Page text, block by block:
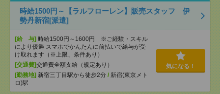
時給1500円～【ラルフローレン】販売スタッフ 伊
勢丹新宿[派遣]
[給 与] 時給1500円～1600円 ※ご経験・スキル
により優遇 スマホでかんたんに前払いで給与が受
け取れます（※上限、条件あり）
[交通費]交通費全額支給（規定あり）
[勤務地] 新宿三丁目駅から徒歩2分 / 新宿(東京メト
ロ)駅
気になる！